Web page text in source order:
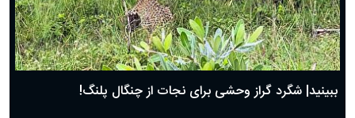
بهترین پیامک تبریک روز پدر ۱۴۰۴؛ جملات زیبا و صمیمانه
روز پدر ۱۴۰۴ چه روزی است؟
ببینید| جدال دیدنی و نفس گیر مرغ دبیر با شغال